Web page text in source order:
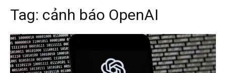
Tag: cảnh báo OpenAI